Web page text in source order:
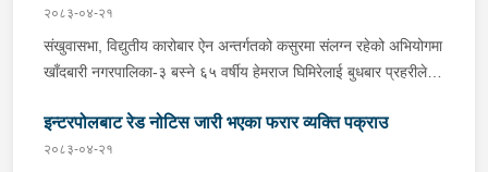
२०८३-०४-२१
संखुवासभा, विद्युतीय कारोबार ऐन अन्तर्गतको कसुरमा संलग्न रहेको अभियोगमा
खाँदबारी नगरपालिका-३ बस्ने ६५ वर्षीय हेमराज घिमिरेलाई बुधबार प्रहरीले
संखुवासभाबाट खटिएको प्रहरीले खाँदबारी नगरपालिका-१ बाट पक्राउ गरेको
हो । उनी उपर जिल्ला अदालत संखुवासभाबाट म्याद थप अनुमति लिई यस
इन्टरपोलबाट रेड नोटिस जारी भएका फरार व्यक्ति पक्राउ
२०८३-०४-२१